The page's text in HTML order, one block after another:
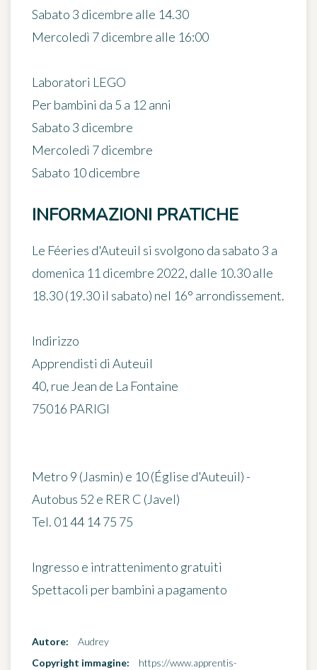
Sabato 3 dicembre alle 14.30
Mercoledì 7 dicembre alle 16:00
Laboratori LEGO
Per bambini da 5 a 12 anni
Sabato 3 dicembre
Mercoledì 7 dicembre
Sabato 10 dicembre
INFORMAZIONI PRATICHE
Le Féeries d'Auteuil si svolgono da sabato 3 a
domenica 11 dicembre 2022, dalle 10.30 alle
18.30 (19.30 il sabato) nel 16° arrondissement.
Indirizzo
Apprendisti di Auteuil
40, rue Jean de La Fontaine
75016 PARIGI
Metro 9 (Jasmin) e 10 (Église d'Auteuil) -
Autobus 52 e RER C (Javel)
Tel. 01 44 14 75 75
Ingresso e intrattenimento gratuiti
Spettacoli per bambini a pagamento
Autore:
Audrey
Copyright immagine:
https://www.apprentis-